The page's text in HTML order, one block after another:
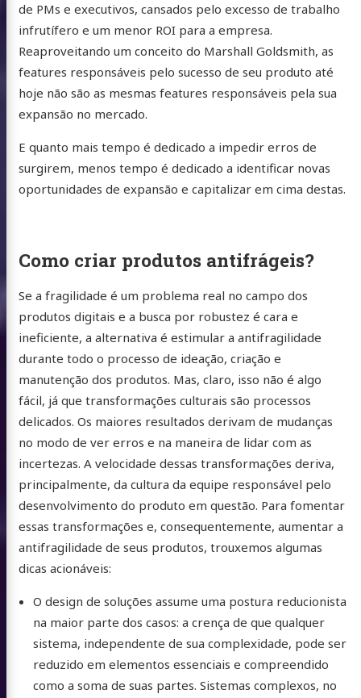
de PMs e executivos, cansados pelo excesso de trabalho
infrutífero e um menor ROI para a empresa.
Reaproveitando um conceito do Marshall Goldsmith, as
features responsáveis pelo sucesso de seu produto até
hoje não são as mesmas features responsáveis pela sua
expansão no mercado.
E quanto mais tempo é dedicado a impedir erros de
surgirem, menos tempo é dedicado a identificar novas
oportunidades de expansão e capitalizar em cima destas.
Como criar produtos antifrágeis?
Se a fragilidade é um problema real no campo dos
produtos digitais e a busca por robustez é cara e
ineficiente, a alternativa é estimular a antifragilidade
durante todo o processo de ideação, criação e
manutenção dos produtos. Mas, claro, isso não é algo
fácil, já que transformações culturais são processos
delicados. Os maiores resultados derivam de mudanças
no modo de ver erros e na maneira de lidar com as
incertezas. A velocidade dessas transformações deriva,
principalmente, da cultura da equipe responsável pelo
desenvolvimento do produto em questão. Para fomentar
essas transformações e, consequentemente, aumentar a
antifragilidade de seus produtos, trouxemos algumas
dicas acionáveis:
O design de soluções assume uma postura reducionista
na maior parte dos casos: a crença de que qualquer
sistema, independente de sua complexidade, pode ser
reduzido em elementos essenciais e compreendido
como a soma de suas partes. Sistemas complexos, no